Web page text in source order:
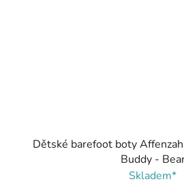
Dětské barefoot boty
Buddy -
Skladem*